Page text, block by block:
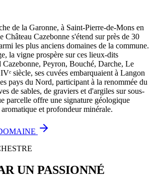
de la Garonne, à Saint-Pierre-de-Mons en
Château Cazebonne s'étend sur près de 30
les plus anciens domaines de la commune.
la vigne prospère sur ces lieux-dits
Peyron, Bouché, Darche, Le
siècle, ses cuvées embarquaient à Langon
pays du Nord, participant à la renommée du
de sables, de graviers et d'argiles sur sous-
parcelle offre une signature géologique
et profondeur minérale.
UN PASSIONNÉ